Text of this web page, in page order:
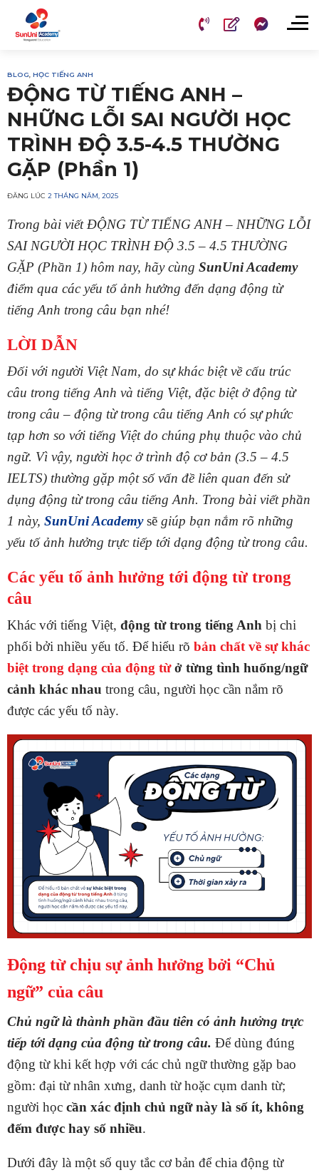
BLOG HỌC TIẾNG ANH
ĐỘNG TỪ TIẾNG ANH –
NHỮNG LỖI SAI NGƯỜI HỌC
TRÌNH ĐỘ 3.5-4.5 THƯỜNG
GẶP (Phần 1)
ĐĂNG LÚC 2 THÁNG NĂM, 2025
Trong bài viết ĐỘNG TỪ TIẾNG ANH – NHỮNG LỖI
SAI NGƯỜI HỌC TRÌNH ĐỘ 3.5 – 4.5 THƯỜNG
GẶP (Phần 1) hôm nay, hãy cùng SunUni Academy
điểm qua các yếu tố ảnh hưởng đến dạng động từ
tiếng Anh trong câu bạn nhé!
LỜI DẪN
Đối với người Việt Nam, do sự khác biệt về cấu trúc
câu trong tiếng Anh và tiếng Việt, đặc biệt ở động từ
trong câu – động từ trong câu tiếng Anh có sự phức
tạp hơn so với tiếng Việt do chúng phụ thuộc vào chủ
ngữ. Vì vậy, người học ở trình độ cơ bản (3.5 – 4.5
IELTS) thường gặp một số vấn đề liên quan đến sử
dụng động từ trong câu tiếng Anh. Trong bài viết phần
1 này, SunUni Academy sẽ giúp bạn nắm rõ những
yếu tố ảnh hưởng trực tiếp tới dạng động từ trong câu.
Các yếu tố ảnh hưởng tới động từ trong
câu
Khác với tiếng Việt, động từ trong tiếng Anh bị chi
phối bởi nhiều yếu tố. Để hiểu rõ bản chất về sự khác
biệt trong dạng của động từở từng tình huống/ngữ
cảnh khác nhau trong câu, người học cần nắm rõ
được các yếu tố này.
Động từ chịu sự ảnh hưởng bởi “Chủ
ngữ” của câu
Chủ ngữ là thành phần đầu tiên có ảnh hưởng trực
tiếp tới dạng của động từ trong câu. Để dùng đúng
động từ khi kết hợp với các chủ ngữ thường gặp bao
gồm: đại từ nhân xưng, danh từ hoặc cụm danh từ;
người học cần xác định chủ ngữ này là số ít, không
đếm được hay số nhiều.
Dưới đây là một số quy tắc cơ bản để chia động từ